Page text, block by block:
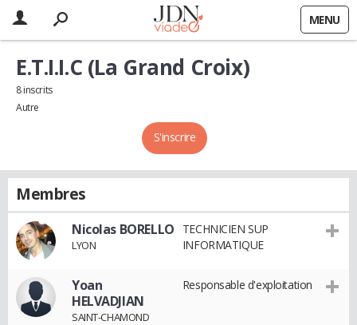
MENU
S'inscrire
E.T.I.I.C (La Grand Croix)
8 inscrits
Autre
Membres
Nicolas BORELLO
LYON
TECHNICIEN SUP
INFORMATIQUE
Yoan
HELVADJIAN
SAINT-CHAMOND
Responsable d'exploitation